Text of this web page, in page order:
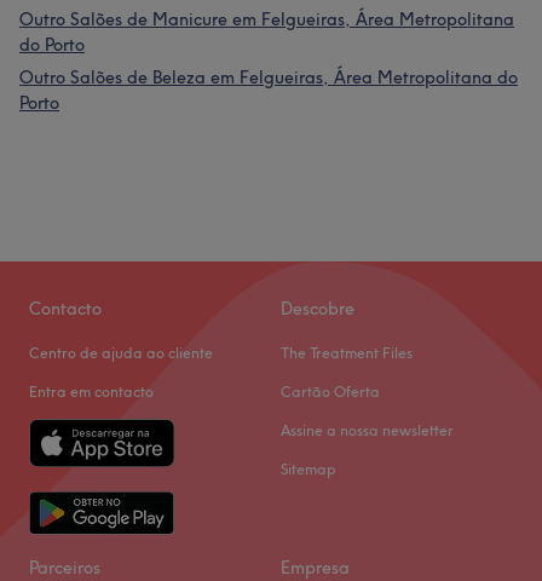
Outro Salões de Manicure em Felgueiras, Área Metropolitana
do Porto
Outro Salões de Beleza em Felgueiras, Área Metropolitana do
Porto
Contacto
Centro de ajuda ao cliente
Entra em contacto
Descobre
The Treatment Files
Cartão Oferta
Assine a nossa newsletter
Sitemap
Parceiros Empresa